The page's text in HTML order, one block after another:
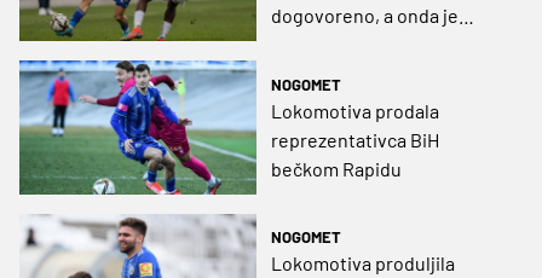
dogovoreno, a onda je
NOGOMET
Lokomotiva prodala
reprezentativca BiH
bečkom Rapidu
NOGOMET
Lokomotiva produljila